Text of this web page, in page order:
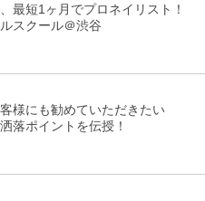
最短1ヶ月でプロネイリスト！
スクール＠渋谷
様にも勧めていただきたい
落ポイントを伝授！